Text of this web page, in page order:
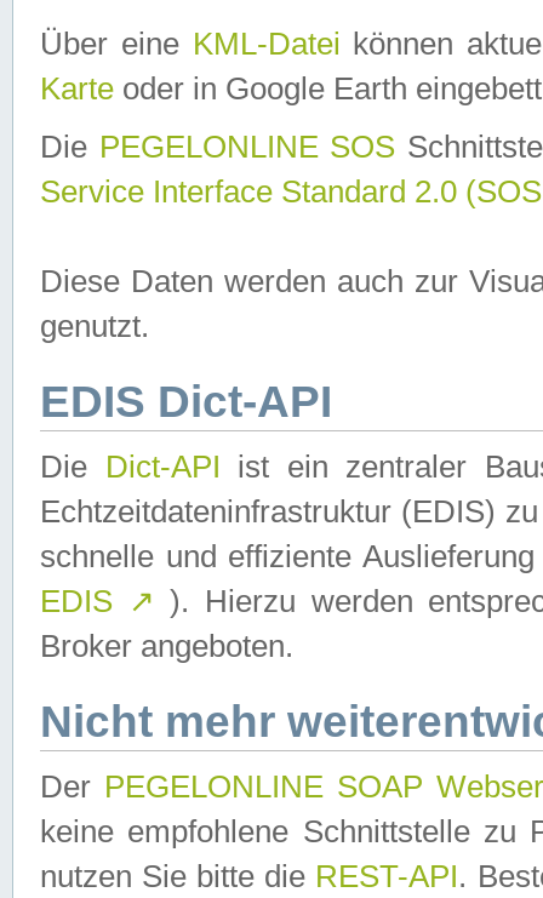
Über eine KML-Datei können
Karte oder in Google Earth
Die PEGELONLINE SOS
Service Interface Standard 2.0
Diese Daten werden auch zur
genutzt.
EDIS Dict-API
Die Dict-API ist ein zentraler
Echtzeitdateninfrastruktur (EDIS)
schnelle und effiziente
EDIS ↗ ). Hierzu werden
Broker angeboten.
Nicht mehr
Der PEGELONLINE SOAP
keine empfohlene Schnittstelle zu
nutzen Sie bitte die REST-API.